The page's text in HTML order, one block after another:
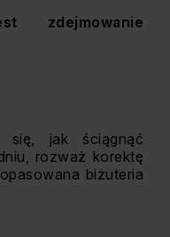
zdejmowanie
się, jak ściągnąć
rozważ korektę
biżuteria